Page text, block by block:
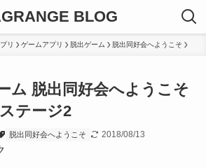
BLOG
リ ゲームアプリ 脱出ゲーム 脱出同好会へようこそ
ム 脱出同好会へようこそ
テージ2
脱出同好会へようこそ 2018/08/13